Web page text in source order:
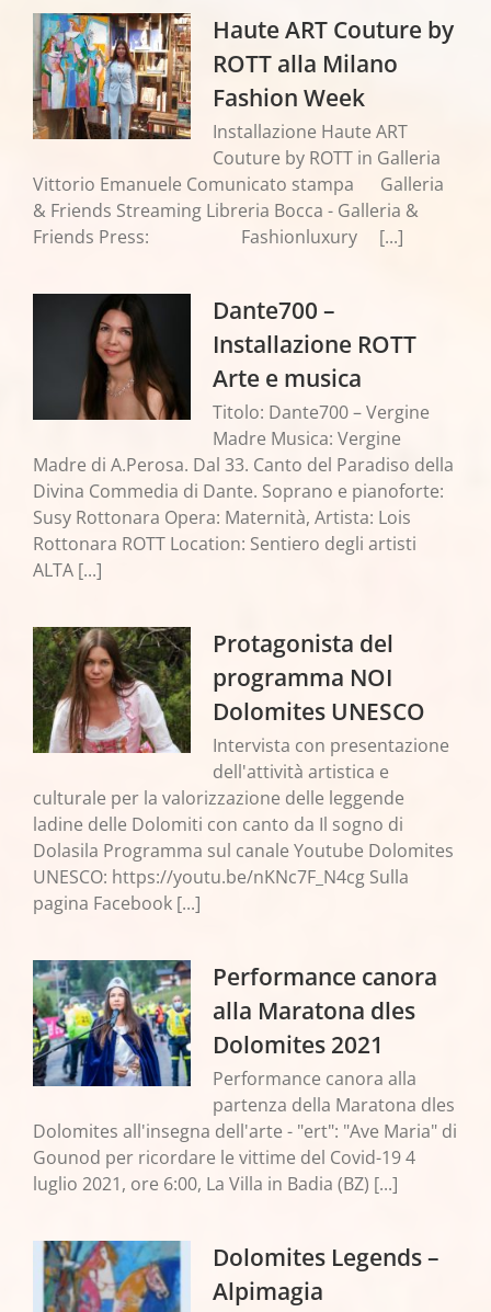
Haute ART Couture by
ROTT alla Milano
Fashion Week
Installazione Haute ART
Couture by ROTT in Galleria
Vittorio Emanuele Comunicato stampa Galleria
& Friends Streaming Libreria Bocca - Galleria &
Friends Press: Fashionluxury [...]
Dante700 –
Installazione ROTT
Arte e musica
Titolo: Dante700 – Vergine
Madre Musica: Vergine
Madre di A.Perosa. Dal 33. Canto del Paradiso della
Divina Commedia di Dante. Soprano e pianoforte:
Susy Rottonara Opera: Maternità, Artista: Lois
Rottonara ROTT Location: Sentiero degli artisti
ALTA [...]
Protagonista del
programma NOI
Dolomites UNESCO
Intervista con presentazione
dell'attività artistica e
culturale per la valorizzazione delle leggende
ladine delle Dolomiti con canto da Il sogno di
Dolasila Programma sul canale Youtube Dolomites
UNESCO: https://youtu.be/nKNc7F_N4cg Sulla
pagina Facebook [...]
Performance canora
alla Maratona dles
Dolomites 2021
Performance canora alla
partenza della Maratona dles
Dolomites all'insegna dell'arte - "ert": "Ave Maria" di
Gounod per ricordare le vittime del Covid-19 4
luglio 2021, ore 6:00, La Villa in Badia (BZ) [...]
Dolomites Legends –
Alpimagia